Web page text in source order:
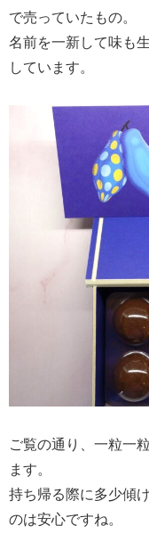
で売っていたもの。
名前を一新して味も
しています。
ご覧の通り、一粒一
ます。
持ち帰る際に多少傾
のは安心ですね。